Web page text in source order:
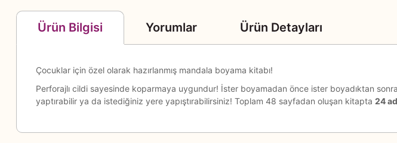
Ürün Bilgisi Yorumlar Ürün Detayları
Çocuklar için özel olarak hazırlanmış mandala boyama kitabı!
Perforajlı cildi sayesinde koparmaya uygundur! İster boyamadan önce ister boyadıktan
yaptırabilir ya da istediğiniz yere yapıştırabilirsiniz! Toplam 48 sayfadan oluşan kitapta 24